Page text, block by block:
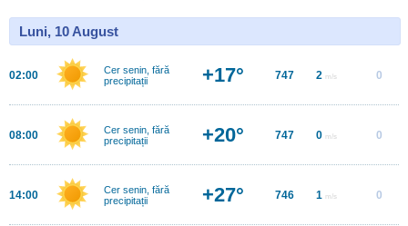
Luni, 10 August
02:00
Cer senin, fără
precipitații
+17° 747 2 m/s 0
08:00
Cer senin, fără
precipitații
+20° 747 0 m/s 0
14:00
Cer senin, fără
precipitații
+27° 746 1 m/s 0